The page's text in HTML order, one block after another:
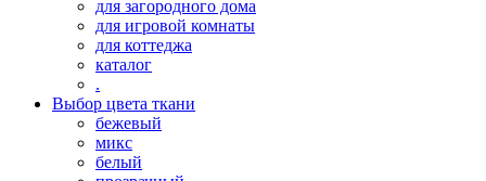
для загородного дома
для игровой комнаты
для коттеджа
каталог
.
Выбор цвета ткани
бежевый
микс
белый